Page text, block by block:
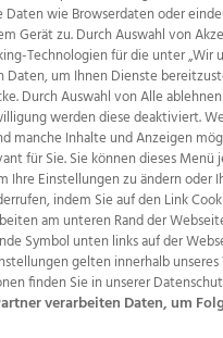
Mediadaten Kontakt
Impressum
AGB
Ehrenkodex Politische
Daten wie Browserdaten oder
Gerät zu. Durch Auswahl von
Technologien für die unter „Wir
Daten, um Ihnen Dienste
Durch Auswahl von Alle
werden diese deaktiviert.
manche Inhalte und Anzeigen
für Sie. Sie können dieses Menü
Ihre Einstellungen zu ändern oder
indem Sie auf den Link
am unteren Rand der
Symbol unten links auf der
gelten innerhalb unseres
finden Sie in unserer
verarbeiten Daten, um